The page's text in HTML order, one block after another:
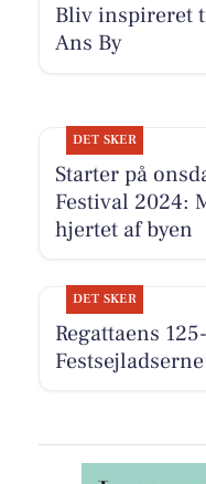
Bliv inspireret
Ans By
DET SKER
Starter på
Festival 2024:
hjertet af byen
DET SKER
Regattaens